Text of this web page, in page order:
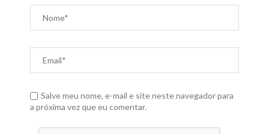
Salve meu nome, e-mail e site neste navegador para
a próxima vez que eu comentar.